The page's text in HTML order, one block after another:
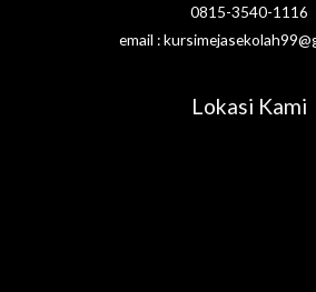
0815-3540-1116
email :
Lokasi Kami